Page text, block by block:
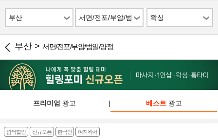
부산
서면/전포/부암/범
일/양정
왁싱
부산 > 서면/전포/부암/범일/양정
프리미엄 광고 | 베스트광고
깜짝할인 신규오픈 한국인 여자왁서